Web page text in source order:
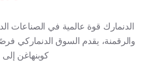
الدنمارك قوة عالمية في الصناعات
والرقمنة، يقدم السوق الدنماركي
كوبنهاغن